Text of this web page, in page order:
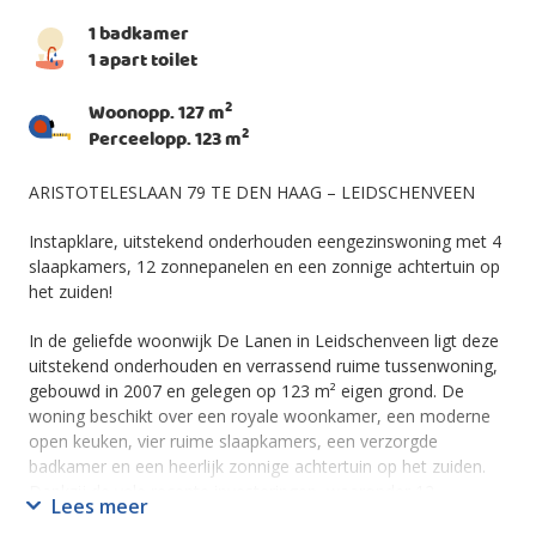
1 badkamer
1 apart toilet
Woonopp. 127 m2
Perceelopp. 123 m2
ARISTOTELESLAAN 79 TE DEN HAAG – LEIDSCHENVEEN
Instapklare, uitstekend onderhouden eengezinswoning met 4
slaapkamers, 12 zonnepanelen en een zonnige achtertuin op
het zuiden!
In de geliefde woonwijk De Lanen in Leidschenveen ligt deze
uitstekend onderhouden en verrassend ruime tussenwoning,
gebouwd in 2007 en gelegen op 123 m² eigen grond. De
woning beschikt over een royale woonkamer, een moderne
open keuken, vier ruime slaapkamers, een verzorgde
badkamer en een heerlijk zonnige achtertuin op het zuiden.
zonnepanelen, een nieuwe HR-combiketel en uitgevoerd
Lees meer